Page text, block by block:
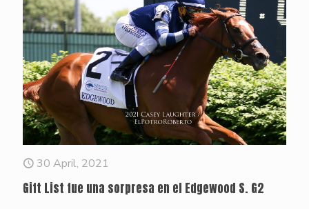
30 April, 2021
Gift List fue una sorpresa en el Edgewood S. G2